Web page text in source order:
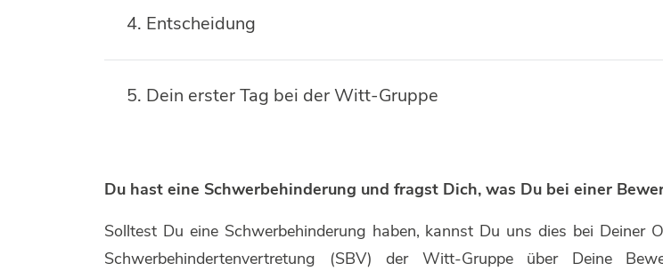
4. Entscheidung
5. Dein erster Tag bei der Witt-Gruppe
Du hast eine Schwerbehinderung und fragst Dich, was Du bei einer
Solltest Du eine Schwerbehinderung haben, kannst Du uns dies bei Deiner
Schwerbehindertenvertretung (SBV) der Witt-Gruppe über Deine